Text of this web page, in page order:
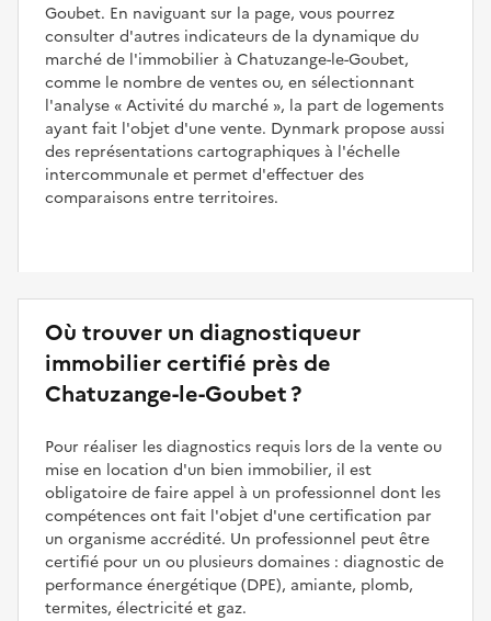
Goubet. En naviguant sur la page, vous pourrez
consulter d'autres indicateurs de la dynamique du
marché de l'immobilier à Chatuzange-le-Goubet,
comme le nombre de ventes ou, en sélectionnant
l'analyse
Activité du marché , la part de logements
ayant fait l'objet d'une vente. Dynmark propose aussi
des représentations cartographiques à l'échelle
intercommunale et permet d'effectuer des
comparaisons entre territoires.
Où trouver un diagnostiqueur
immobilier certifié près de
Chatuzange-le-Goubet ?
Pour réaliser les diagnostics requis lors de la vente ou
mise en location d'un bien immobilier, il est
obligatoire de faire appel à un professionnel dont les
compétences ont fait l'objet d'une certification par
un organisme accrédité. Un professionnel peut être
certifié pour un ou plusieurs domaines : diagnostic de
performance énergétique (DPE), amiante, plomb,
termites, électricité et gaz.